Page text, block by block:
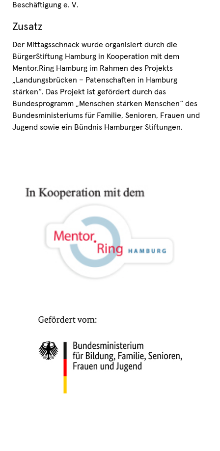
Beschäftigung e. V.
Zusatz
Der Mittagsschnack wurde organisiert durch die
BürgerStiftung Hamburg in Kooperation mit dem
Mentor.Ring Hamburg im Rahmen des Projekts
„Landungsbrücken – Patenschaften in Hamburg
stärken“. Das Projekt ist gefördert durch das
Bundesprogramm „Menschen stärken Menschen“ des
Bundesministeriums für Familie, Senioren, Frauen und
Jugend sowie ein Bündnis Hamburger Stiftungen.